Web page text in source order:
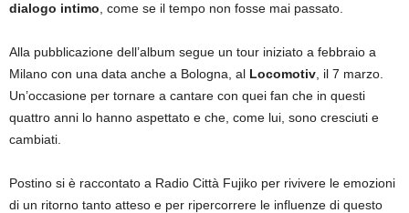
dialogo intimo , come se il tempo non fosse mai passato.
Alla pubblicazione dell’album segue un tour iniziato a febbraio a
Milano con una data anche a Bologna, al Locomotiv , il 7 marzo.
Un’occasione per tornare a cantare con quei fan che in questi
quattro anni lo hanno aspettato e che, come lui, sono cresciuti e
cambiati.
Postino si è raccontato a Radio Città Fujiko per rivivere le emozioni
di un ritorno tanto atteso e per ripercorrere le influenze di questo